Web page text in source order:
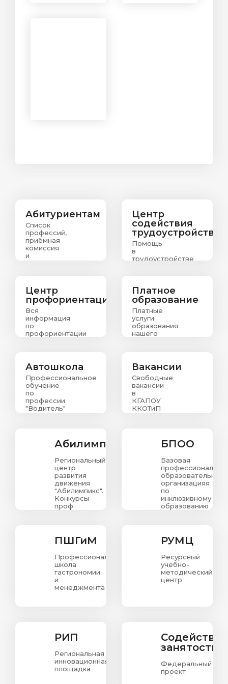
Абитуриентам
Список
профессий,
приёмная
комиссия
и
абитуриентов
Центр
содействия
трудоустройству
Помощь
в
трудоустройстве
Центр
профориентации
Вся
информация
по
профориентации
Платное
образование
Платные
услуги
образования
нашего
Автошкола
Профессиональное
обучение
по
профессии
"Водитель"
Вакансии
Свободные
вакансии
в
КГАПОУ
ККОТиП
Абилимпикс
Региональный
центр
развития
движения
"Абилимпикс".
Конкурсы
проф.
ограниченными
возможностями
БПОО
Базовая
образовательная
организацияя
по
инклюзивному
образованию
ПШГиМ
Профессиональная
школа
гастрономии
и
менеджмента
РУМЦ
Ресурсный
учебно-
методический
центр
РИП
Региональная
инновационная
площадка
Содействие
занятости
Федеральный
проект